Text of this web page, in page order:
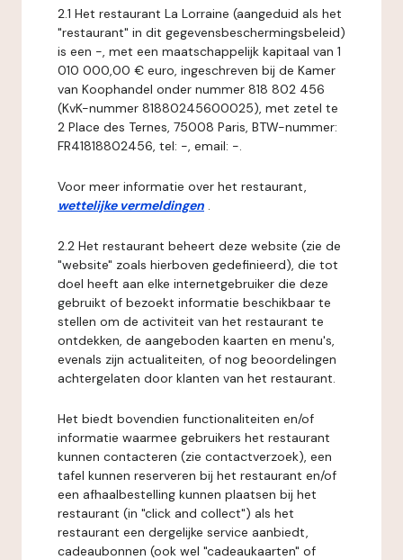
2.1 Het restaurant La Lorraine (aangeduid als het
"restaurant" in dit gegevensbeschermingsbeleid)
is een -, met een maatschappelijk kapitaal van 1
010 000,00 € euro, ingeschreven bij de Kamer
van Koophandel onder nummer 818 802 456
(KvK-nummer 81880245600025), met zetel te
2 Place des Ternes, 75008 Paris, BTW-nummer:
FR41818802456, tel: -, email: -.
Voor meer informatie over het restaurant,
wettelijke vermeldingen .
2.2 Het restaurant beheert deze website (zie de
"website" zoals hierboven gedefinieerd), die tot
doel heeft aan elke internetgebruiker die deze
gebruikt of bezoekt informatie beschikbaar te
stellen om de activiteit van het restaurant te
ontdekken, de aangeboden kaarten en menu's,
evenals zijn actualiteiten, of nog beoordelingen
achtergelaten door klanten van het restaurant.
Het biedt bovendien functionaliteiten en/of
informatie waarmee gebruikers het restaurant
kunnen contacteren (zie contactverzoek), een
tafel kunnen reserveren bij het restaurant en/of
een afhaalbestelling kunnen plaatsen bij het
restaurant (in "click and collect") als het
restaurant een dergelijke service aanbiedt,
cadeaubonnen (ook wel "cadeaukaarten" of